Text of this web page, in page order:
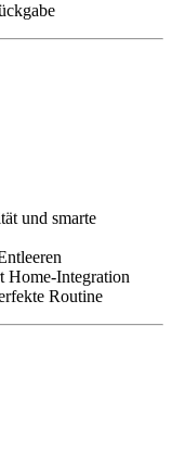
und smarte
Home-Integration
Routine